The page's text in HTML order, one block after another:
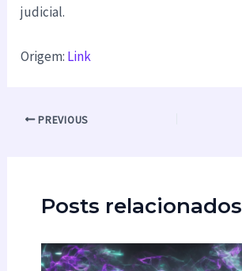
judicial.
Origem: Link
PREVIOUS
Posts relacionados